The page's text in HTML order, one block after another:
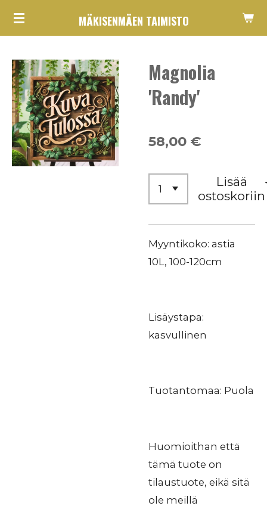
Siirry
MÄKISENMÄEN TAIMISTO
Magnolia
'Randy'
58,00 €
Lisää
ostoskoriin
Myyntikoko: astia
10L, 100-120cm
Lisäystapa:
kasvullinen
Tuotantomaa: Puola
Huomioithan että
tämä tuote on
tilaustuote, eikä sitä
ole meillä